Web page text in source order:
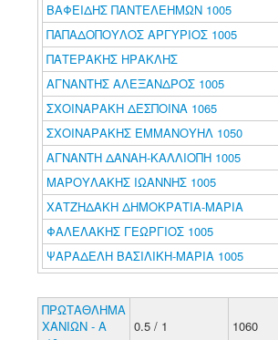
ΒΑΦΕΙΔΗΣ ΠΑΝΤΕΛΕΗΜΩΝ 1005
ΠΑΠΑΔΟΠΟΥΛΟΣ ΑΡΓΥΡΙΟΣ 1005
ΠΑΤΕΡΑΚΗΣ ΗΡΑΚΛΗΣ
ΑΓΝΑΝΤΗΣ ΑΛΕΞΑΝΔΡΟΣ 1005
ΣΧΟΙΝΑΡΑΚΗ ΔΕΣΠΟΙΝΑ 1065
ΣΧΟΙΝΑΡΑΚΗΣ ΕΜΜΑΝΟΥΗΛ 1050
ΑΓΝΑΝΤΗ ΔΑΝΑΗ-ΚΑΛΛΙΟΠΗ 1005
ΜΑΡΟΥΛΑΚΗΣ ΙΩΑΝΝΗΣ 1005
ΧΑΤΖΗΔΑΚΗ ΔΗΜΟΚΡΑΤΙΑ-ΜΑΡΙΑ
ΦΑΛΕΛΑΚΗΣ ΓΕΩΡΓΙΟΣ 1005
ΨΑΡΑΔΕΛΗ ΒΑΣΙΛΙΚΗ-ΜΑΡΙΑ 1005
ΠΡΩΤΑΘΛΗΜΑ
ΧΑΝΙΩΝ - Α
0.5 / 1 1060